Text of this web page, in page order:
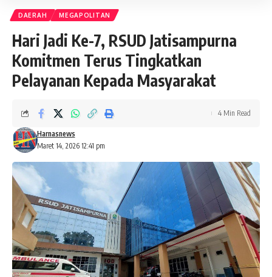
DAERAH MEGAPOLITAN
Hari Jadi Ke-7, RSUD Jatisampurna
Komitmen Terus Tingkatkan
Pelayanan Kepada Masyarakat
Maret 14, 2026 12:41 pm
Harnasnews
4 Min Read